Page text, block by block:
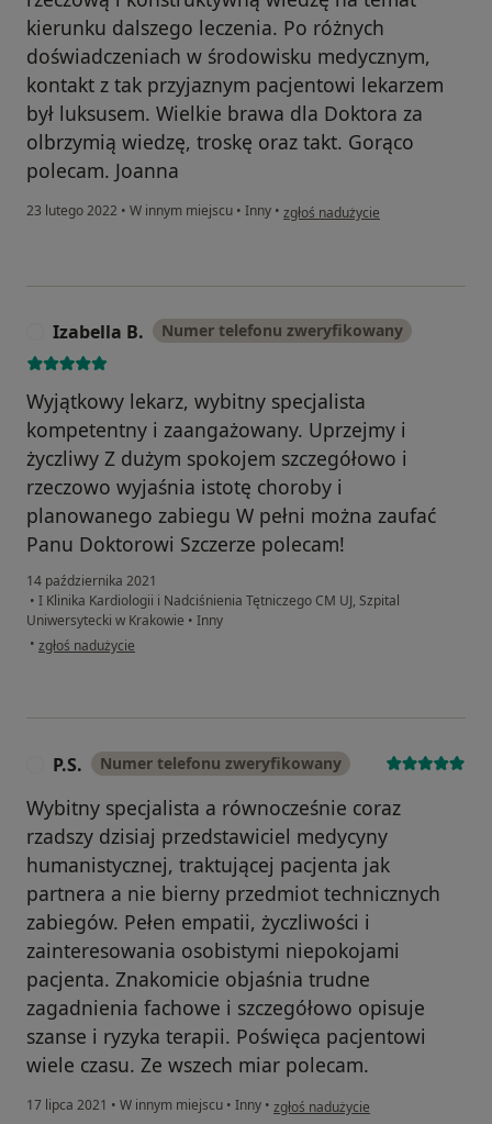
kierunku dalszego leczenia. Po różnych
doświadczeniach w środowisku medycznym,
kontakt z tak przyjaznym pacjentowi lekarzem
był luksusem. Wielkie brawa dla Doktora za
olbrzymią wiedzę, troskę oraz takt. Gorąco
polecam. Joanna
23 lutego 2022 • W innym miejscu • Inny • w opinii użytkownika Joanna
zgłoś nadużycie
Izabella B. Numer telefonu zweryfikowany
Wyjątkowy lekarz, wybitny specjalista
kompetentny i zaangażowany. Uprzejmy i
życzliwy Z dużym spokojem szczegółowo i
rzeczowo wyjaśnia istotę choroby i
planowanego zabiegu W pełni można zaufać
Panu Doktorowi Szczerze polecam!
14 października 2021
• I Klinika Kardiologii i Nadciśnienia Tętniczego CM UJ, Szpital
Uniwersytecki w Krakowie • Inny
• w opinii użytkownika Izabella B.
zgłoś nadużycie
P.S. Numer telefonu zweryfikowany
Wybitny specjalista a równocześnie coraz
rzadszy dzisiaj przedstawiciel medycyny
humanistycznej, traktującej pacjenta jak
partnera a nie bierny przedmiot technicznych
zabiegów. Pełen empatii, życzliwości i
zainteresowania osobistymi niepokojami
pacjenta. Znakomicie objaśnia trudne
zagadnienia fachowe i szczegółowo opisuje
szanse i ryzyka terapii. Poświęca pacjentowi
wiele czasu. Ze wszech miar polecam.
17 lipca 2021 • W innym miejscu • Inny • w opinii użytkownika P.S.
zgłoś nadużycie